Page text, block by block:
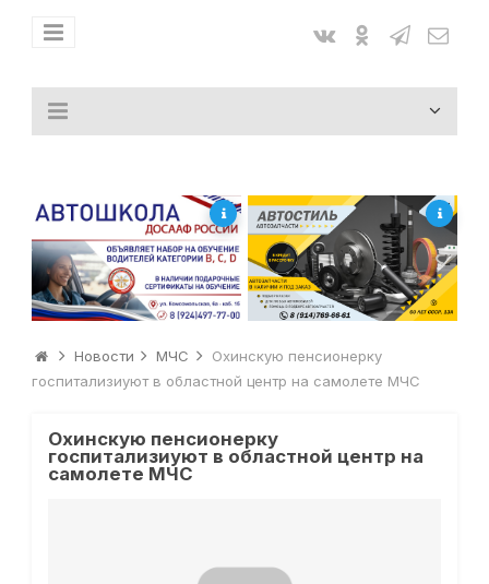
Новости МЧС
Охинскую пенсионерку
госпитализиуют в областной центр на самолете МЧС
Охинскую пенсионерку
госпитализиуют в областной центр на
самолете МЧС